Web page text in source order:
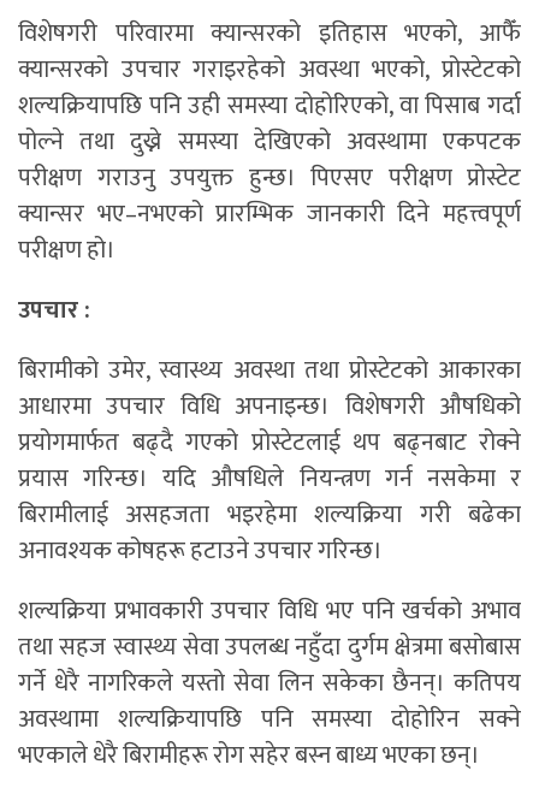
विशेषगरी परिवारमा क्यान्सरको इतिहास भएको, आफैँ
क्यान्सरको उपचार गराइरहेको अवस्था भएको, प्रोस्टेटको
शल्यक्रियापछि पनि उही समस्या दोहोरिएको, वा पिसाब गर्दा
पोल्ने तथा दुख्ने समस्या देखिएको अवस्थामा एकपटक
परीक्षण गराउनु उपयुक्त हुन्छ। पिएसए परीक्षण प्रोस्टेट
क्यान्सर भए–नभएको प्रारम्भिक जानकारी दिने महत्त्वपूर्ण
परीक्षण हो।
उपचार :
बिरामीको उमेर, स्वास्थ्य अवस्था तथा प्रोस्टेटको आकारका
आधारमा उपचार विधि अपनाइन्छ। विशेषगरी औषधिको
प्रयोगमार्फत बढ्दै गएको प्रोस्टेटलाई थप बढ्नबाट रोक्ने
प्रयास गरिन्छ। यदि औषधिले नियन्त्रण गर्न नसकेमा र
बिरामीलाई असहजता भइरहेमा शल्यक्रिया गरी बढेका
अनावश्यक कोषहरू हटाउने उपचार गरिन्छ।
शल्यक्रिया प्रभावकारी उपचार विधि भए पनि खर्चको अभाव
तथा सहज स्वास्थ्य सेवा उपलब्ध नहुँदा दुर्गम क्षेत्रमा बसोबास
गर्ने धेरै नागरिकले यस्तो सेवा लिन सकेका छैनन्। कतिपय
अवस्थामा शल्यक्रियापछि पनि समस्या दोहोरिन सक्ने
भएकाले धेरै बिरामीहरू रोग सहेर बस्न बाध्य भएका छन्।